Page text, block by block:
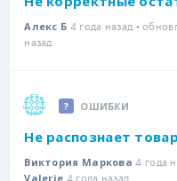
Алекс Б 4 года назад •
назад
ОШИБКИ
Не распознает
Виктория Маркова 4 года
Valerie 4 года назад